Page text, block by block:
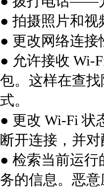
● 拍摄照片和
● 更改网络连
● 允许接收 Wi-
包。这样在查
式。
● 更改 Wi-Fi
断开连接，并
● 检索当前运
务的信息。恶